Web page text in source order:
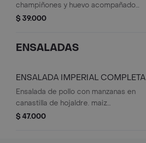
champiñones y huevo acompañado
de papita salteada y hogao.
$ 39.000
ENSALADAS
ENSALADA IMPERIAL COMPLETA
Ensalada de pollo con manzanas en
canastilla de hojaldre. maiz
tiernozanahoria champiñones y piña
$ 47.000